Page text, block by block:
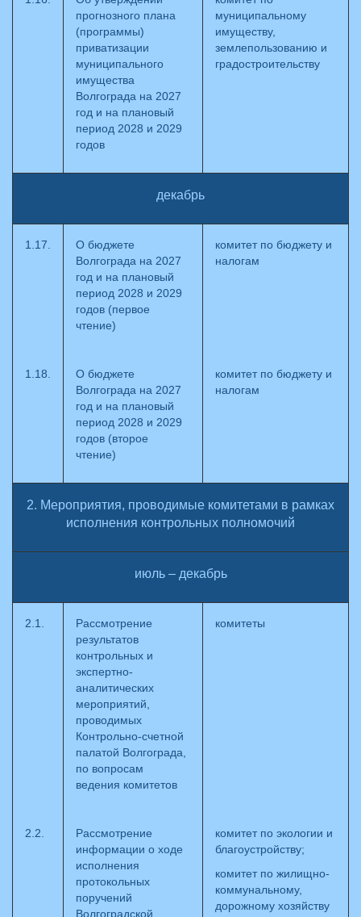
прогнозного плана
(программы)
приватизации
муниципального
имущества
Волгограда на 2027
год и на плановый
период 2028 и 2029
годов
муниципальному
имуществу,
землепользованию и
градостроительству
декабрь
1.17.
О бюджете
Волгограда на 2027
год и на плановый
период 2028 и 2029
годов (первое
чтение)
комитет по бюджету и
налогам
1.18.
О бюджете
Волгограда на 2027
год и на плановый
период 2028 и 2029
годов (второе
чтение)
комитет по бюджету и
налогам
2. Мероприятия, проводимые комитетами в рамках
исполнения контрольных полномочий
июль – декабрь
2.1.
Рассмотрение
результатов
контрольных и
экспертно-
аналитических
мероприятий,
проводимых
Контрольно-счетной
палатой Волгограда,
по вопросам
ведения комитетов
комитеты
2.2.
Рассмотрение
информации о ходе
исполнения
протокольных
поручений
Волгоградской
комитет по экологии и
благоустройству;
комитет по жилищно-
коммунальному,
дорожному хозяйству